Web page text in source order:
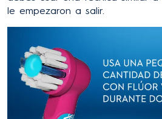
le empezaron a salir.